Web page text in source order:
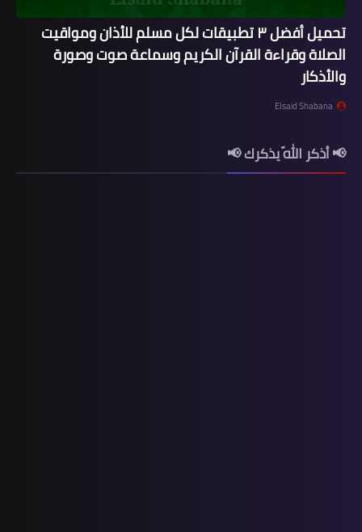
تحميل أفضل ٣ تطبيقات لكل مسلم للأذان ومواقيت
الصلاة وقراءة القرآن الكريم وسماعة صوت وصورة
والأذكار
Elsaid Shabana
📢 أذكر اللّه يذكرك 📢